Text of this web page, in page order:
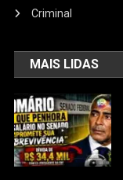
Criminal
MAIS LIDAS